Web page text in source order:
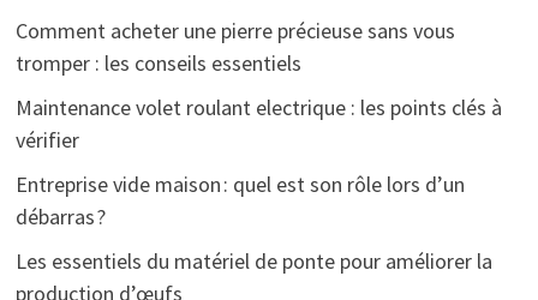
Comment acheter une pierre précieuse sans vous
tromper : les conseils essentiels
Maintenance volet roulant electrique : les points clés à
vérifier
Entreprise vide maison : quel est son rôle lors d’un
débarras ?
Les essentiels du matériel de ponte pour améliorer la
production d’œufs